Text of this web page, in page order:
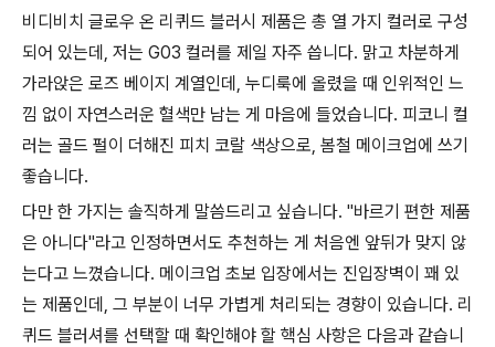
비디비치 글로우 온 리퀴드 블러시 제품은 총 열 가지 컬러로 구성
되어 있는데, 저는 G03 컬러를 제일 자주 씁니다. 맑고 차분하게
가라앉은 로즈 베이지 계열인데, 누디룩에 올렸을 때 인위적인 느
낌 없이 자연스러운 혈색만 남는 게 마음에 들었습니다. 피코니 컬
러는 골드 펄이 더해진 피치 코랄 색상으로, 봄철 메이크업에 쓰기
좋습니다.
다만 한 가지는 솔직하게 말씀드리고 싶습니다. "바르기 편한 제품
은 아니다"라고 인정하면서도 추천하는 게 처음엔 앞뒤가 맞지 않
는다고 느꼈습니다. 메이크업 초보 입장에서는 진입장벽이 꽤 있
는 제품인데, 그 부분이 너무 가볍게 처리되는 경향이 있습니다. 리
퀴드 블러셔를 선택할 때 확인해야 할 핵심 사항은 다음과 같습니